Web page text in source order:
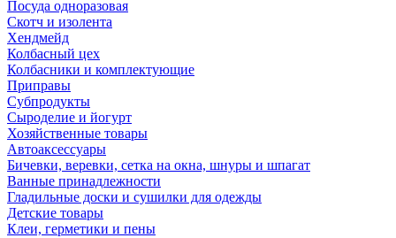
Посуда одноразовая
Скотч и изолента
Хендмейд
Колбасный цех
Колбасники и комплектующие
Приправы
Субпродукты
Сыроделие и йогурт
Хозяйственные товары
Автоаксессуары
Бичевки, веревки, сетка на окна, шнуры и шпагат
Ванные принадлежности
Гладильные доски и сушилки для одежды
Детские товары
Клеи, герметики и пены